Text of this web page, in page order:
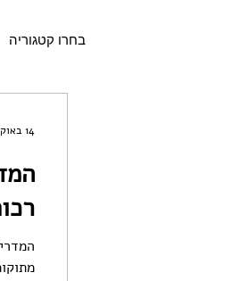
בחרו קטגוריה
14 באוק׳ 2020